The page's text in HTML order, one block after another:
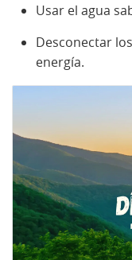
Usar el agua
Desconectar
energía.